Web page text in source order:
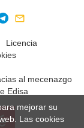
Licencia
al mecenazgo
Edisa
mejorar su
Las cookies